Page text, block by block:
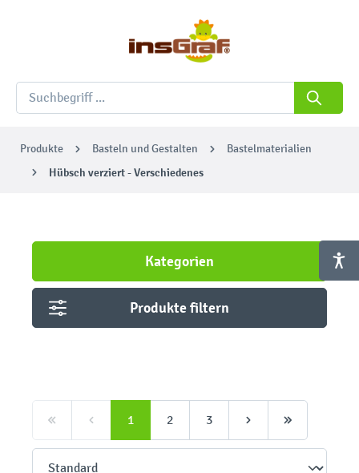
Produkte Basteln und Gestalten Bastelmaterialien
Hübsch verziert - Verschiedenes
Kategorien
Produkte filtern
1 2 3